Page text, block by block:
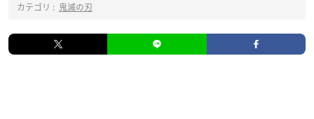
カテゴリ : 鬼滅の刃